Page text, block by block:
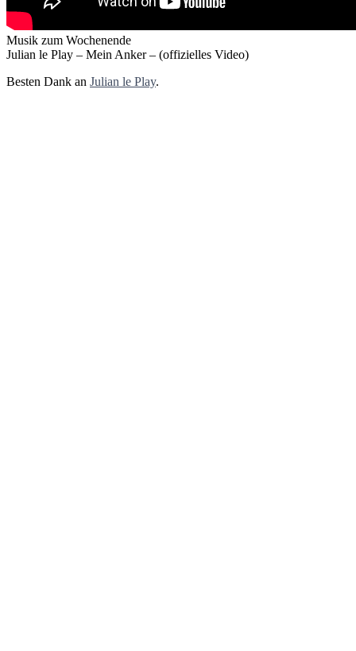
Musik zum Wochenende
Julian le Play – Mein Anker – (offizielles Video)
Besten Dank an Julian le Play.